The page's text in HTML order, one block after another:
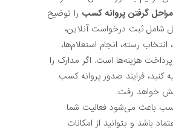
مراحل گرفتن پروانه کسب را توضیح
شامل ثبت درخواست آنلاین،
انتخاب رسته، انجام استعلام‌ها،
هزینه‌ها است. اگر مدارک را
کنید، فرایند صدور پروانه کسب
خواهد رفت.
باعث می‌شود فعالیت شما
باشد و بتوانید از امکانات